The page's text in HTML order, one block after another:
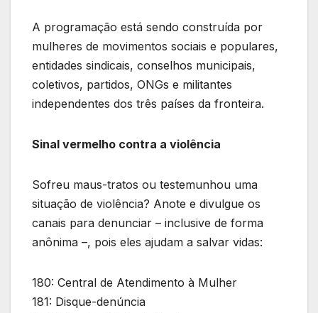
A programação está sendo construída por
mulheres de movimentos sociais e populares,
entidades sindicais, conselhos municipais,
coletivos, partidos, ONGs e militantes
independentes dos três países da fronteira.
Sinal vermelho contra a violência
Sofreu maus-tratos ou testemunhou uma
situação de violência? Anote e divulgue os
canais para denunciar – inclusive de forma
anônima –, pois eles ajudam a salvar vidas:
180: Central de Atendimento à Mulher
181: Disque-denúncia